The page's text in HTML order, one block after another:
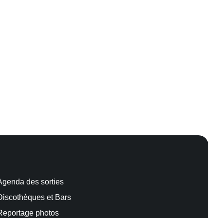
des sorties
et Bars
photos